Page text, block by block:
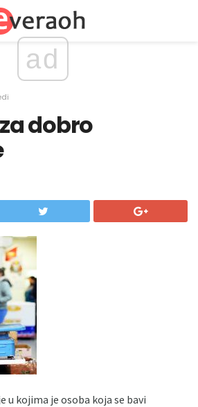
ad
dobro
u kojima je osoba koja se bavi